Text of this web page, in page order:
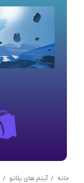
خانه آیتم های پلاتو